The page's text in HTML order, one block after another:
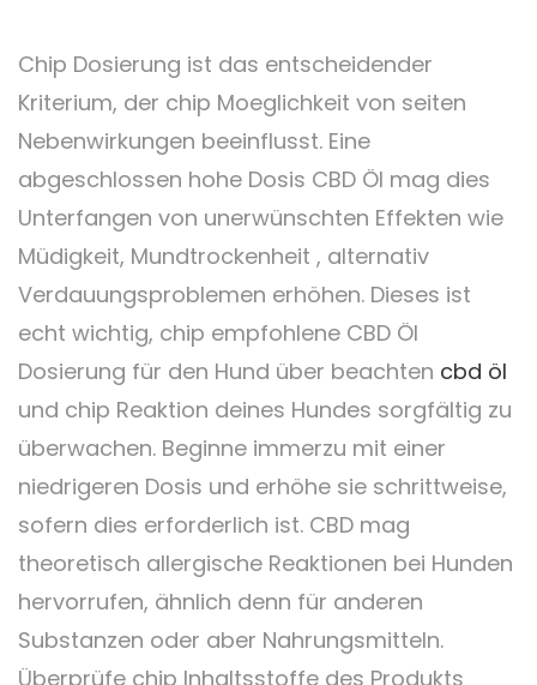
Chip Dosierung ist das entscheidender
Kriterium, der chip Moeglichkeit von seiten
Nebenwirkungen beeinflusst. Eine
abgeschlossen hohe Dosis CBD Öl mag dies
Unterfangen von unerwünschten Effekten wie
Müdigkeit, Mundtrockenheit , alternativ
Verdauungsproblemen erhöhen. Dieses ist
echt wichtig, chip empfohlene CBD Öl
Dosierung für den Hund über beachten cbd öl
und chip Reaktion deines Hundes sorgfältig zu
überwachen. Beginne immerzu mit einer
niedrigeren Dosis und erhöhe sie schrittweise,
sofern dies erforderlich ist. CBD mag
theoretisch allergische Reaktionen bei Hunden
hervorrufen, ähnlich denn für anderen
Substanzen oder aber Nahrungsmitteln.
Überprüfe chip Inhaltsstoffe des Produkts